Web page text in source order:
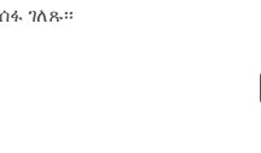
ገለጹ፡፡